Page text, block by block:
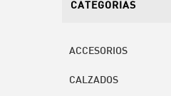
CATEGORIAS
ACCESORIOS
CALZADOS